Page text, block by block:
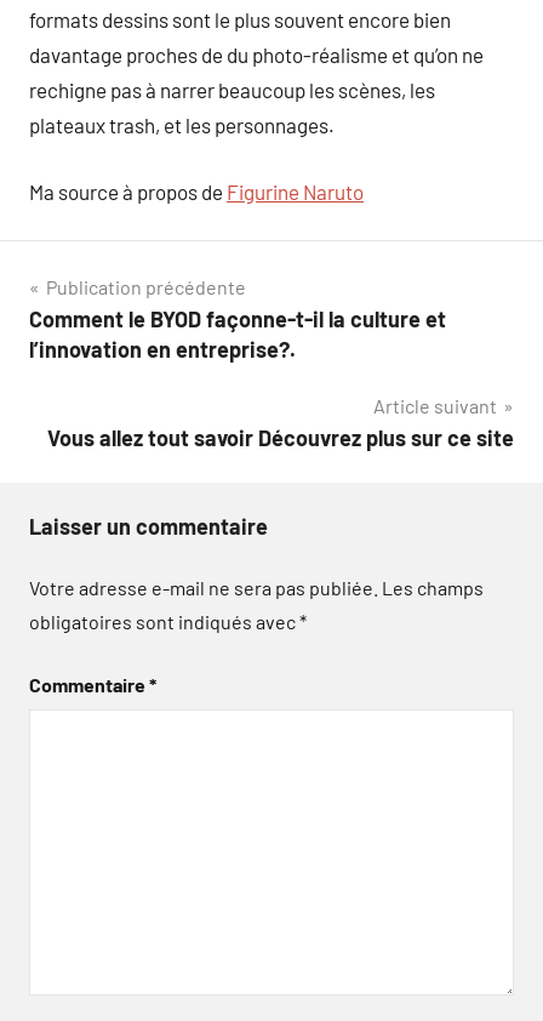
formats dessins sont le plus souvent encore bien
davantage proches de du photo-réalisme et qu’on ne
rechigne pas à narrer beaucoup les scènes, les
plateaux trash, et les personnages.
Ma source à propos de Figurine Naruto
Navigation
de
Publication précédente
Comment le BYOD façonne-t-il la culture et
l’innovation en entreprise?.
Article suivant
Vous allez tout savoir Découvrez plus sur ce site
Laisser un commentaire
Votre adresse e-mail ne sera pas publiée. Les champs
obligatoires sont indiqués avec*
Commentaire*